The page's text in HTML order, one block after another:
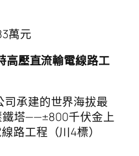
萬元
壓直流輸電線路工
承建的世界海拔最
鐵塔——±800千伏金上
路工程（川4標）